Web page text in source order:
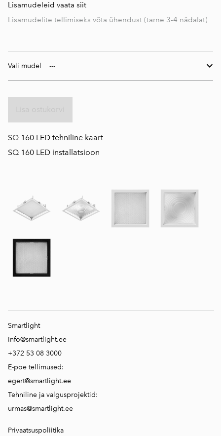
Lisamudeleid vaata siit
Lisamudelite tellimiseks võta ühendust (tarne 3-4 nädalat)
Vali mudel
SQ 160 LED tehniline kaart
SQ 160 LED installatsioon
Smartlight
info@smartlight.ee
+372 53 08 3000
E-poe tellimused:
egert@smartlight.ee
Tehniline ja valgusprojektid:
urmas@smartlight.ee
Privaatsuspoliitika